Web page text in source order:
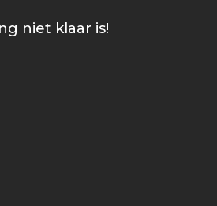
niet klaar is!